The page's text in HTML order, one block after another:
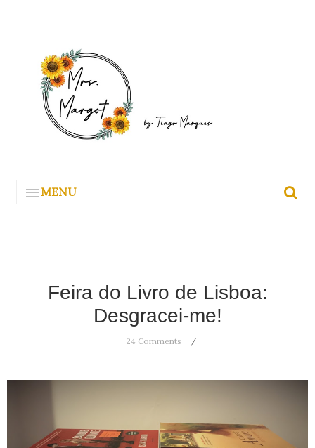
MENU
Feira do Livro de Lisboa:
Desgracei-me!
24 Comments